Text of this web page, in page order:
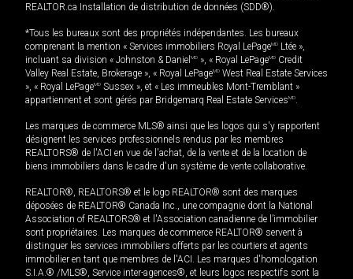
REALTOR.ca Installation de distribution de données (SDD®).
*Tous les bureaux sont des propriétés indépendantes. Les bureaux
comprenant la mention « Services immobiliers Royal LePageMD Ltée »,
incluant sa division « Johnston & Daniel MD », « Royal LePageMD Credit
Valley Real Estate, Brokerage », « Royal LePageMD West Real Estate Services
», « Royal LePageMD Sussex », et « Les immeubles Mont-Tremblant »
appartiennent et sont gérés par Bridgemarq Real Estate ServicesMD
Les marques de commerce MLS® ainsi que les logos qui s'y rapportent
désignent les services professionnels rendus par les membres
REALTORS® de l'ACI en vue de l'achat, de la vente et de la location de
biens immobiliers dans le cadre d'un système de vente collaborative.
REALTOR®, REALTORS® et le logo REALTOR® sont des marques
déposées de REALTOR® Canada Inc., une compagnie dont la National
Association of REALTORS® et l'Association canadienne de l’immobilier
sont propriétaires. Les marques de commerce REALTOR® servent à
distinguer les services immobiliers offerts par les courtiers et agents
immobilier en tant que membres de l'ACI. Les marques d'homologation
S.I.A.® /MLS®, Service inter-agences®, et leurs logos respectifs sont la